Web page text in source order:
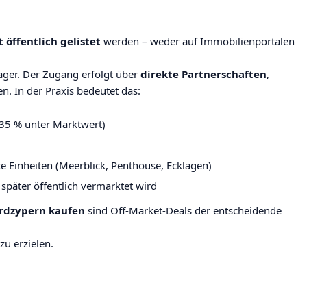
öffentlich gelistet werden – weder auf Immobilienportalen
Der Zugang erfolgt über direkte Partnerschaften,
In der Praxis bedeutet das:
% unter Marktwert)
Einheiten (Meerblick, Penthouse, Ecklagen)
öffentlich vermarktet wird
kaufen sind Off-Market-Deals der entscheidende
erzielen.